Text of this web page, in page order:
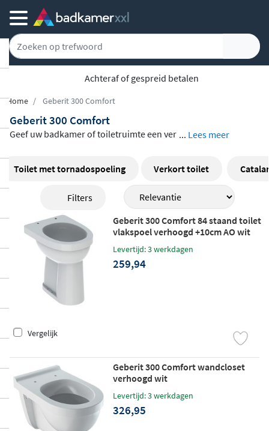
Achteraf of gespreid betalen
Home Geberit 300 Comfort
Geberit 300 Comfort
Geef uw badkamer of toiletruimte een ver
00 Comfort. Het assortiment omvat toilett
en en lavabo's die naadloos op elkaar aan
sluiten en een luxueuze uitstraling bieden
die past bij elk interieur. Met prijzen van
€52,- tot €379,- is er voor elk budget een p
assende keuze.
... Lees meer
Toilet met tornadospoeling Verkort toilet
Filters
Geberit 300 Comfort 84 staand toilet
vlakspoel verhoogd +10cm AO wit
Levertijd: 3 werkdagen
259,94
Vergelijk
Geberit 300 Comfort wandcloset
verhoogd wit
Levertijd: 3 werkdagen
326,95